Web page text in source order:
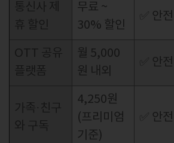
통신사 제
휴 할인
무료 ~
30% 할인
✅ 안전
OTT 공유
플랫폼
월 5,000
원 내외
✅ 안전
가족·친구
와 구독
4,250원
(프리미엄
기준)
✅ 안전